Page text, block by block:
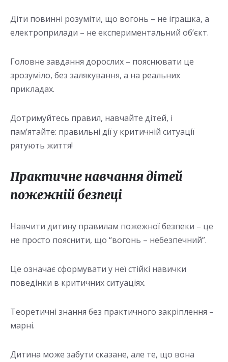
Діти повинні розуміти, що вогонь – не іграшка, а
електроприлади – не експериментальний об’єкт.
Головне завдання дорослих – пояснювати це
зрозуміло, без залякування, а на реальних
прикладах.
Дотримуйтесь правил, навчайте дітей, і
пам’ятайте: правильні дії у критичній ситуації
рятують життя!
Практичне навчання дітей
пожежній безпеці
Навчити дитину правилам пожежної безпеки – це
не просто пояснити, що “вогонь – небезпечний”.
Це означає сформувати у неї стійкі навички
поведінки в критичних ситуаціях.
Теоретичні знання без практичного закріплення –
марні.
Дитина може забути сказане, але те, що вона